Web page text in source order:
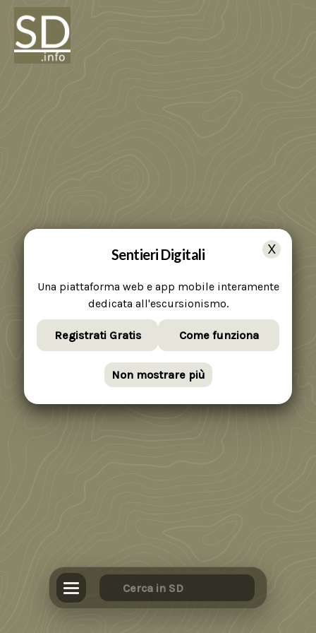
Sentieri Digitali
Una piattaforma web e app mobile interamente
dedicata all'escursionismo.
Registrati Gratis Come funziona
Non mostrare più